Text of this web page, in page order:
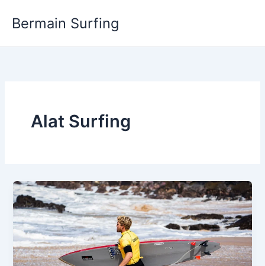
Bermain Surfing
Alat Surfing